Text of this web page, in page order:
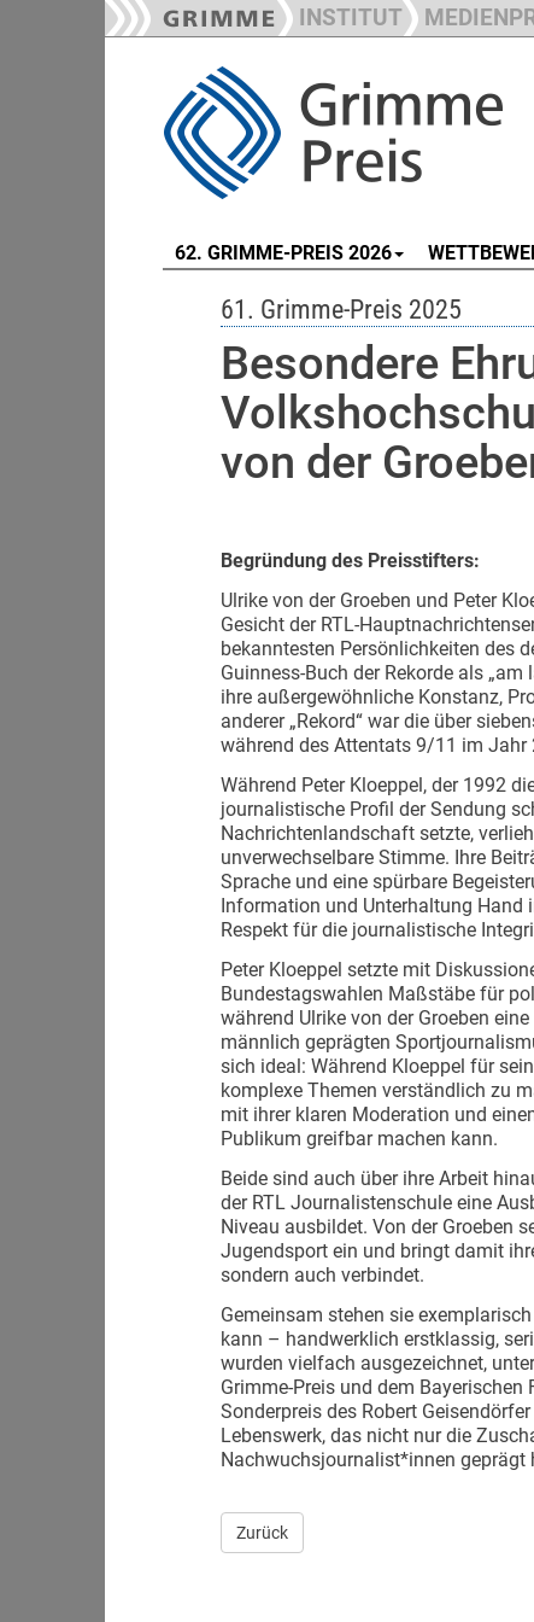
INSTITUT
62. GRIMME-PREIS 2026
61. Grimme-Preis 2025
Besondere
von der
Begründung des Preisstifters:
Ulrike von der Groeben und Peter
Gesicht der RTL-
bekanntesten Persönlichkeiten des
Guinness-Buch der Rekorde als
ihre außergewöhnliche Konstanz,
anderer „Rekord“ war die über
während des Attentats 9/11 im Jahr
Während Peter Kloeppel, der 1992
journalistische Profil der Sendung
Nachrichtenlandschaft setzte,
unverwechselbare Stimme. Ihre
Sprache und eine spürbare
Information und Unterhaltung Hand
Respekt für die journalistische
Peter Kloeppel setzte mit
Bundestagswahlen Maßstäbe für
während Ulrike von der Groeben
männlich geprägten
sich ideal: Während Kloeppel für
komplexe Themen verständlich zu
mit ihrer klaren Moderation und
Publikum greifbar machen kann.
Beide sind auch über ihre Arbeit
der RTL Journalistenschule eine
Niveau ausbildet. Von der Groeben
Jugendsport ein und bringt damit
sondern auch verbindet.
Gemeinsam stehen sie
kann – handwerklich erstklassig,
wurden vielfach ausgezeichnet,
Grimme-Preis und dem
Sonderpreis des Robert
Lebenswerk, das nicht nur die
Nachwuchsjournalist*innen geprägt
Zurück